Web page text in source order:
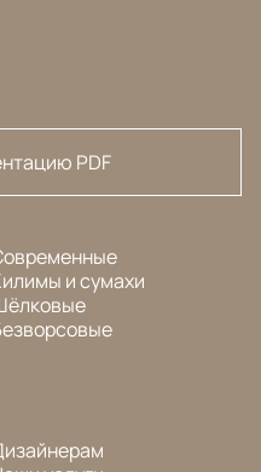
PDF
и сумахи